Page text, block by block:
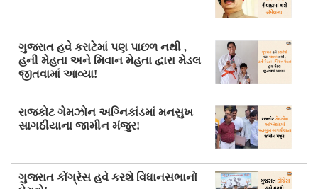
ગુજરાત હવે કરાટેમાં પણ પાછળ નથી ,
હની મેહતા અને મિવાન મેહતા દ્વારા મેડલ
જીતવામાં આવ્યા!
રાજકોટ ગેમઝોન અગ્નિકાંડમાં મનસુખ
સાગઠીયાના જામીન મંજુર!
ગુજરાત કોંગ્રેસ હવે કરશે વિધાનસભાનો